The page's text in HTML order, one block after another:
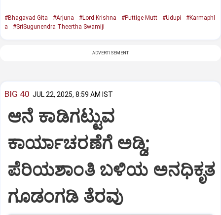
#Bhagavad Gita #Arjuna #Lord Krishna #Puttige Mutt #Udupi
#Karmaphl
a
#SriSugunendra Theertha Swamiji
ADVERTISEMENT
BIG 40 JUL 22, 2025, 8:59 AM IST
ಆನೆ ಕಾಡಿಗಟ್ಟುವ
ಕಾರ್ಯಾಚರಣೆಗೆ ಅಡ್ಡಿ;
ಪೆರಿಯಶಾಂತಿ ಬಳಿಯ ಅನಧಿಕೃತ
ಗೂಡಂಗಡಿ ತೆರವು